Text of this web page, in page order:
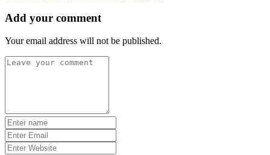
Add your comment
Your email address will not be published.